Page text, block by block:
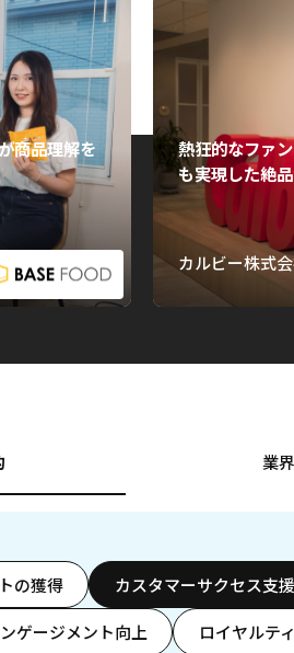
商品理解を
熱狂的なファ
も実現した絶
カルビー株式
業界
の獲得 カスタマーサクセス支援
ゲージメント向上 ロイヤルティ